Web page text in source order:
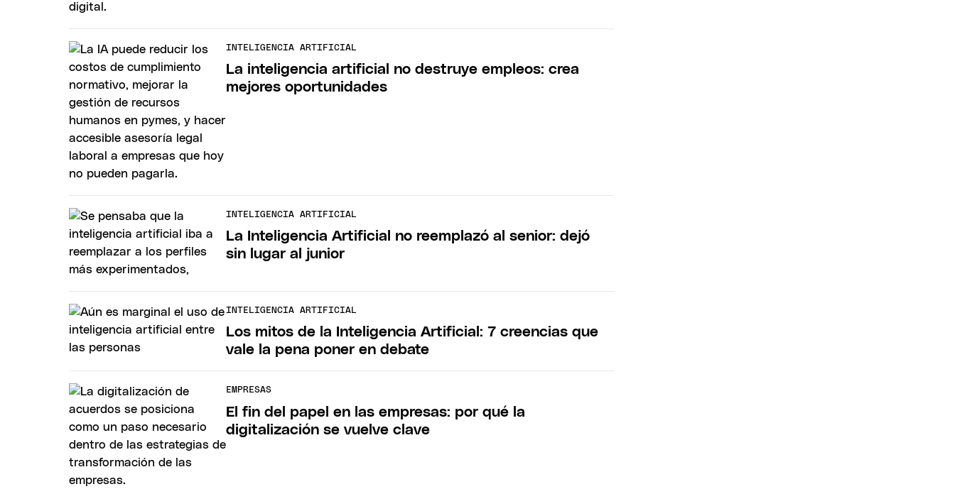
INTELIGENCIA ARTIFICIAL
La inteligencia artificial no destruye empleos: crea
mejores oportunidades
INTELIGENCIA ARTIFICIAL
La Inteligencia Artificial no reemplazó al senior: dejó
sin lugar al junior
INTELIGENCIA ARTIFICIAL
Los mitos de la Inteligencia Artificial: 7 creencias que
vale la pena poner en debate
EMPRESAS
El fin del papel en las empresas: por qué la
digitalización se vuelve clave